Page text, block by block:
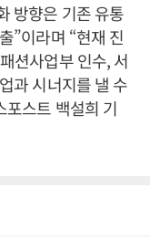
방향은 기존 유통
”이라며 “현재 진
션사업부 인수, 서
과 시너지를 낼 수
스트 백설희 기